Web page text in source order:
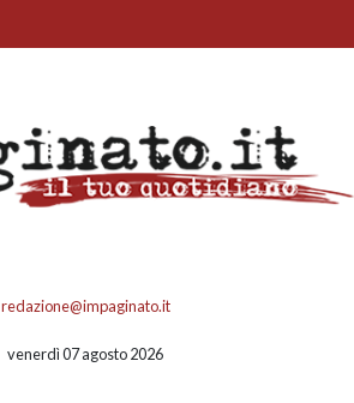
redazione@impaginato.it
venerdì 07 agosto 2026